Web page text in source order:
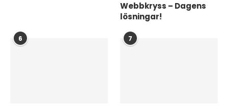
Webbkryss – Dagens
lösningar!
6 7